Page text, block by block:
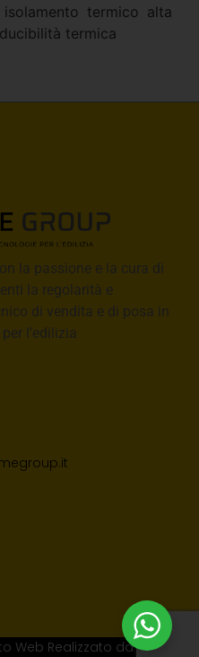
termico alta
termica
la passione e la cura di
la regolarità e
di vendita e di posa in
l’edilizia
Web Realizzato da Studio